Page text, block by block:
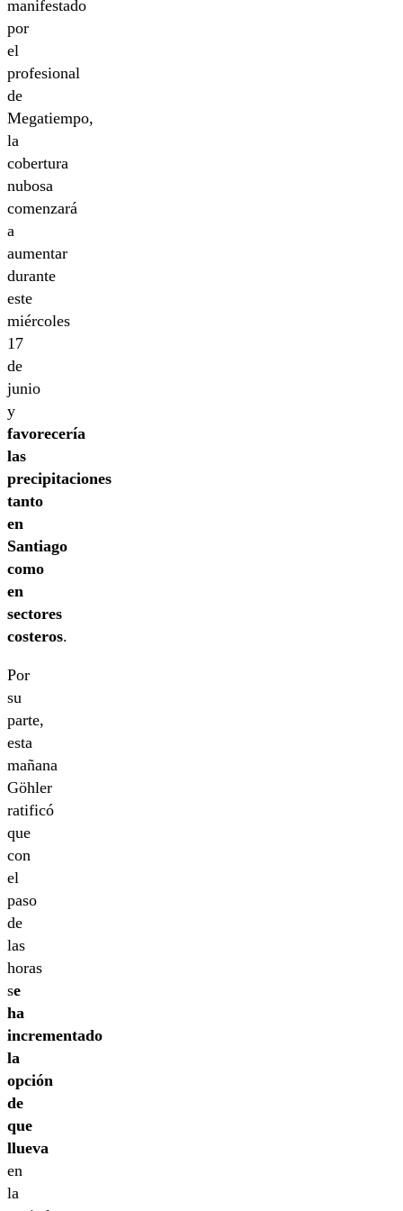
manifestado
por
el
profesional
de
Megatiempo,
la
cobertura
nubosa
comenzará
a
aumentar
durante
este
miércoles
17
de
junio
y
favorecería
las
precipitaciones
tanto
en
Santiago
como
en
sectores
costeros.
Por
su
parte,
esta
mañana
Göhler
ratificó
que
con
el
paso
de
las
horas
se
ha
incrementado
la
opción
de
que
llueva
en
la